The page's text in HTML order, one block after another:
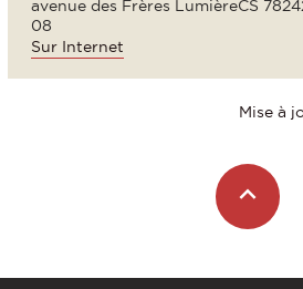
avenue des Frères LumièreCS
08
Sur Internet
Mise à